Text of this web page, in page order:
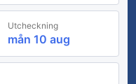
Utcheckning
mån 10 aug